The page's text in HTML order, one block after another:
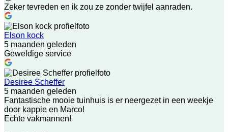
Zeker tevreden en ik zou ze zonder twijfel aanraden.
Elson kock
5 maanden geleden
Geweldige service
Desiree Scheffer
5 maanden geleden
Fantastische mooie tuinhuis is er neergezet in een weekje
door kappie en Marco!
Echte vakmannen!